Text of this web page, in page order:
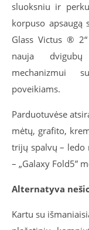
sluoksniu ir
korpuso
Glass Victus ®
nauja
mechanizmui
poveikiams.
Parduotuvėse
mėtų, grafito,
trijų spalvų – ledo
– „Galaxy Fold5”
Alternatyva
Kartu su